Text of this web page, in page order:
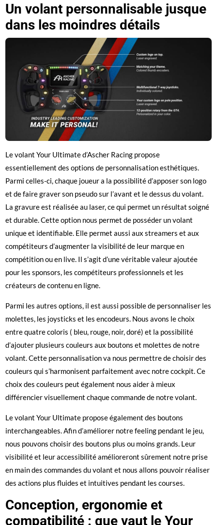
Un volant personnalisable jusque
dans les moindres détails
Le volant Your Ultimate d’Ascher Racing propose
essentiellement des options de personnalisation esthétiques.
Parmi celles-ci, chaque joueur a la possibilité d’apposer son logo
et de faire graver son pseudo sur l’avant et le dessus du volant.
La gravure est réalisée au laser, ce qui permet un résultat soigné
et durable. Cette option nous permet de posséder un volant
unique et identifiable. Elle permet aussi aux streamers et aux
compétiteurs d’augmenter la visibilité de leur marque en
compétition ou en live. Il s’agit d’une véritable valeur ajoutée
pour les sponsors, les compétiteurs professionnels et les
créateurs de contenu en ligne.
Parmi les autres options, il est aussi possible de personnaliser les
molettes, les joysticks et les encodeurs. Nous avons le choix
entre quatre coloris ( bleu, rouge, noir, doré) et la possibilité
d’ajouter plusieurs couleurs aux boutons et molettes de notre
volant. Cette personnalisation va nous permettre de choisir des
couleurs qui s’harmonisent parfaitement avec notre cockpit. Ce
choix des couleurs peut également nous aider à mieux
différencier visuellement chaque commande de notre volant.
Le volant Your Ultimate propose également des boutons
interchangeables. Afin d’améliorer notre feeling pendant le jeu,
nous pouvons choisir des boutons plus ou moins grands. Leur
visibilité et leur accessibilité amélioreront sûrement notre prise
en main des commandes du volant et nous allons pouvoir réaliser
des actions plus fluides et intuitives pendant les courses.
Conception, ergonomie et
compatibilité : que vaut le Your